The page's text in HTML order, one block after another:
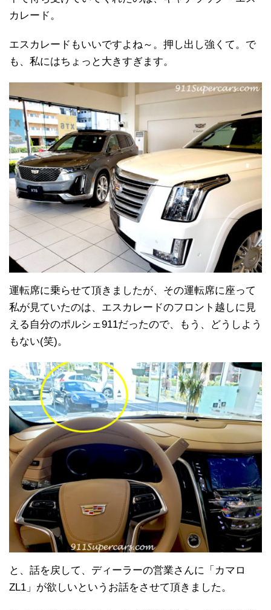
カレード。
エスカレードもいいですよね～。押し出し強くて。で
も、私にはちょっと大きすぎます。
運転席に乗らせて頂きましたが、その運転席に座って
私が見ていたのは、エスカレードのフロント越しに見
える自分のポルシェ911だったので、もう、どうしよう
もない(笑)。
と、話を戻して、ディーラーの営業さんに「カマロ
ZL1」が欲しいというお話をさせて頂きました。